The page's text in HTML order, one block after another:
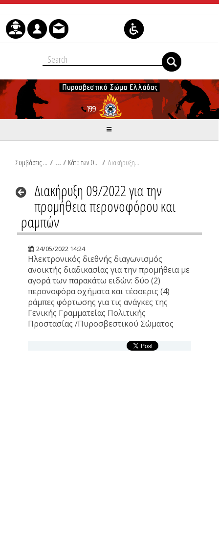
Μετάβαση στο περιεχόμενο
Συμβάσεις Διαβουλεύσεις Διαγωνισμοί / Κάτω των Ορίων / Διακήρυξη 09/2022 για την προμήθεια περονοφόρου και ραμπών
Διακήρυξη 09/2022 για την
προμήθεια περονοφόρου και
ραμπών
24/05/2022 14:24
Ηλεκτρονικός διεθνής διαγωνισμός
ανοικτής διαδικασίας για την προμήθεια με
αγορά των παρακάτω ειδών: δύο (2)
περονοφόρα οχήματα και τέσσερις (4)
ράμπες φόρτωσης για τις ανάγκες της
Γενικής Γραμματείας Πολιτικής
Προστασίας /Πυροσβεστικού Σώματος